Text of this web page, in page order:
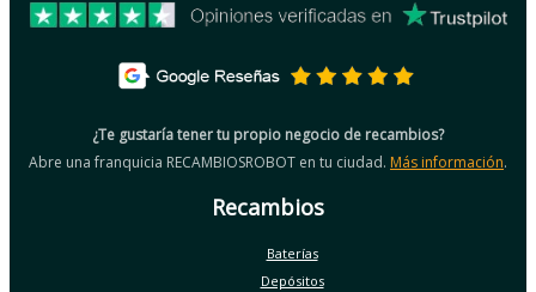
¿Te gustaría tener tu propio negocio de recambios?
Abre una franquicia RECAMBIOSROBOT en tu ciudad. Más información.
Recambios
Baterías
Depósitos